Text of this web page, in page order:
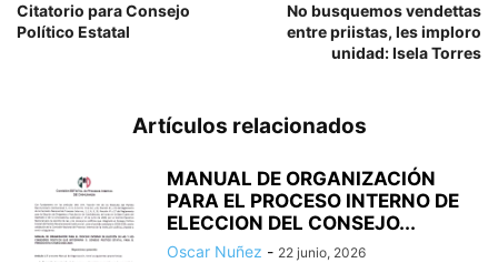
Citatorio para Consejo
Político Estatal
No busquemos vendettas
entre priistas, les imploro
unidad: Isela Torres
Artículos relacionados
MANUAL DE ORGANIZACIÓN
PARA EL PROCESO INTERNO DE
ELECCION DEL CONSEJO...
Oscar Nuñez - 22 junio, 2026